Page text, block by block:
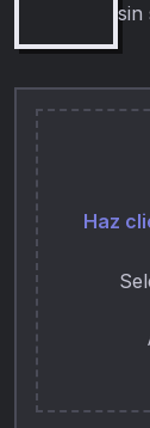
sin
Haz